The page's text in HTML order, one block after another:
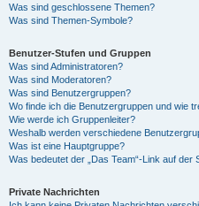
Was sind geschlossene Themen?
Was sind Themen-Symbole?
Benutzer-Stufen und Gruppen
Was sind Administratoren?
Was sind Moderatoren?
Was sind Benutzergruppen?
Wo finde ich die Benutzergruppen und wie
Wie werde ich Gruppenleiter?
Weshalb werden verschiedene
Was ist eine Hauptgruppe?
Was bedeutet der „Das Team“-Link auf der
Private Nachrichten